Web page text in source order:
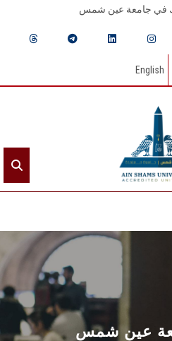
في جامعة عين شمس
English
الرئيسيـة
عن الجامعة
القطاعـات عين شمس